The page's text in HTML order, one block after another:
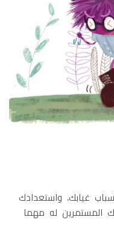
غيابك، واستعدادك
المستمرين له مهما